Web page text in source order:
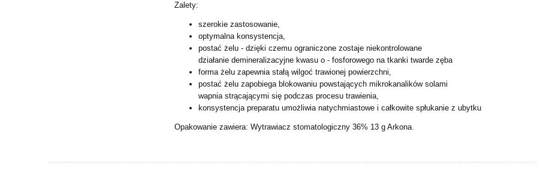
Zalety:
szerokie zastosowanie,
optymalna konsystencja,
postać żelu - dzięki czemu ograniczone zostaje niekontrolowane
działaniedemineralizacyjne kwasu o - fosforowego na tkanki twarde zęba
forma żelu zapewnia stałą wilgoć trawionej powierzchni,
postać żelu zapobiega blokowaniu powstających mikrokanalików solami
wapniastrącającymi się podczas procesu trawienia,
konsystencja preparatu umożliwia natychmiastowe i całkowite spłukanie z ubytku
Opakowanie zawiera: Wytrawiacz stomatologiczny 36% 13 g Arkona.